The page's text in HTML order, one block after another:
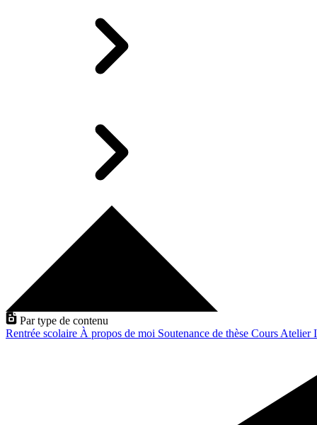
Par type de contenu
Rentrée scolaire À propos de moi Soutenance de thèse Cours Atelier